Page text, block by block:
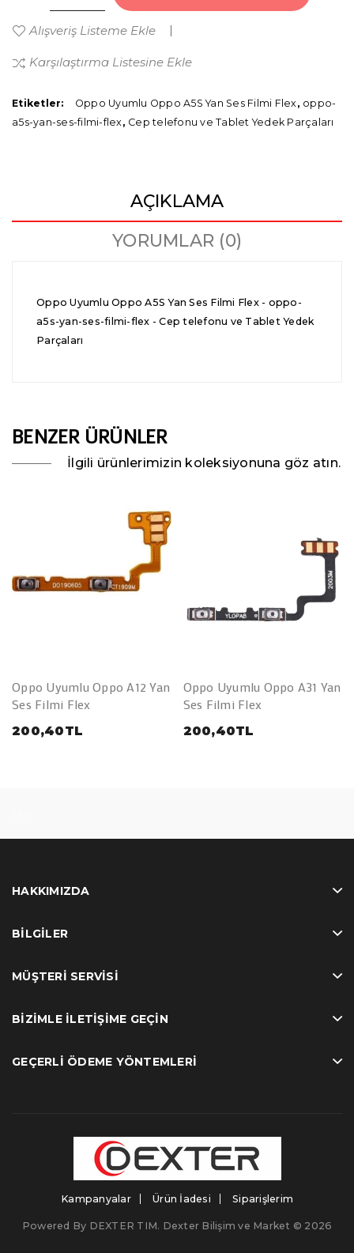
Alışveriş Listeme Ekle
Karşılaştırma Listesine Ekle
Etiketler: Oppo Uyumlu Oppo A5S Yan Ses Filmi Flex , oppo-
a5s-yan-ses-filmi-flex , Cep telefonu ve Tablet Yedek Parçaları
AÇIKLAMA
YORUMLAR (0)
Oppo Uyumlu Oppo A5S Yan Ses Filmi Flex - oppo-
a5s-yan-ses-filmi-flex - Cep telefonu ve Tablet Yedek
Parçaları
BENZER ÜRÜNLER
İlgili ürünlerimizin koleksiyonuna göz atın.
Oppo Uyumlu Oppo A12 Yan
Ses Filmi Flex
200,40TL
Oppo Uyumlu Oppo A31 Yan
Ses Filmi Flex
200,40TL
HAKKIMIZDA
BILGILER
MÜŞTERI SERVISI
BIZIMLE İLETIŞIME GEÇIN
GEÇERLI ÖDEME YÖNTEMLERI
Kampanyalar Ürün İadesi Siparişlerim
Powered By DEXTER TIM. Dexter Bilişim ve Market © 2026